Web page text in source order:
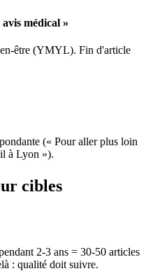
médical »
être (YMYL). Fin d'article
(« Pour aller plus loin
à Lyon »).
cibles
2-3 ans = 30-50 articles
: qualité doit suivre.